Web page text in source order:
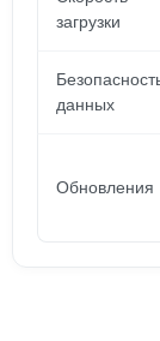
загрузки
данных
Обновления